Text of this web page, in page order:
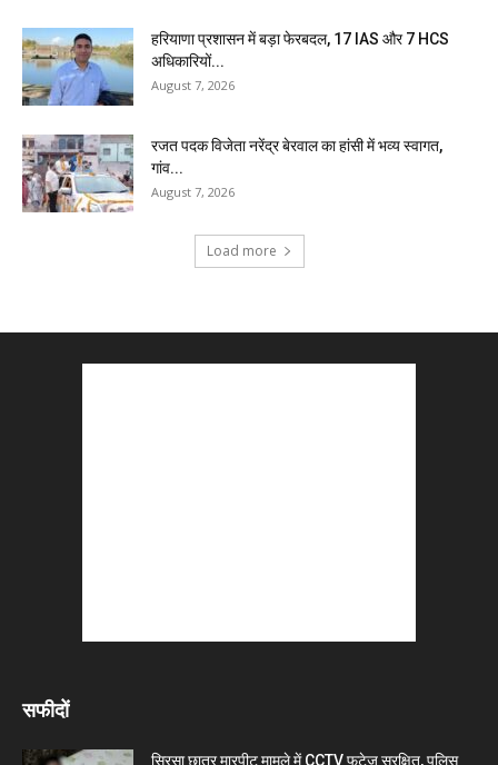
हरियाणा प्रशासन में बड़ा फेरबदल, 17 IAS और 7 HCS
अधिकारियों...
August 7, 2026
रजत पदक विजेता नरेंद्र बेरवाल का हांसी में भव्य स्वागत,
गांव...
August 7, 2026
Load more
सफीदों
सिरसा छात्र मारपीट मामले में CCTV फुटेज सुरक्षित, पुलिस